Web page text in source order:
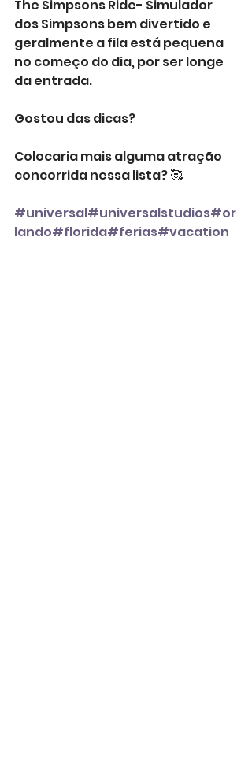
The Simpsons Ride- Simulador
dos Simpsons bem divertido e
geralmente a fila está pequena
no começo do dia, por ser longe
da entrada. ⠀⠀
Gostou das dicas?
Colocaria mais alguma atração
concorrida nessa lista? 🥰 ⠀⠀
#universal#universalstudios#or
lando#florida#ferias#vacation